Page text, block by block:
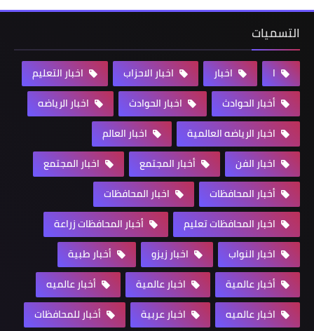
التسميات
ا اخبار اخبار الاحزاب
اخبار التعليم
أخبار الحوادث
اخبار الحوادث
اخبار الرياضه
اخبار الرياضه العالمية
اخبار العالم
اخبار الفن
أخبار المجتمع
اخبار المجتمع
أخبار المحافظات
اخبار المحافظات
اخبار المحافظات تعليم
أخبار المحافظات زراعة
اخبار النواب
اخبار زيزو
أخبار طبية
أخبار عالمية
اخبار عالمية
أخبار عالميه
اخبار عالميه
اخبار عربية
أخبار للمحافظات